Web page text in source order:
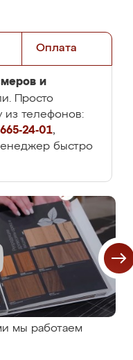
Оплата
и
Просто
из телефонов:
24-01,
быстро
мы работаем